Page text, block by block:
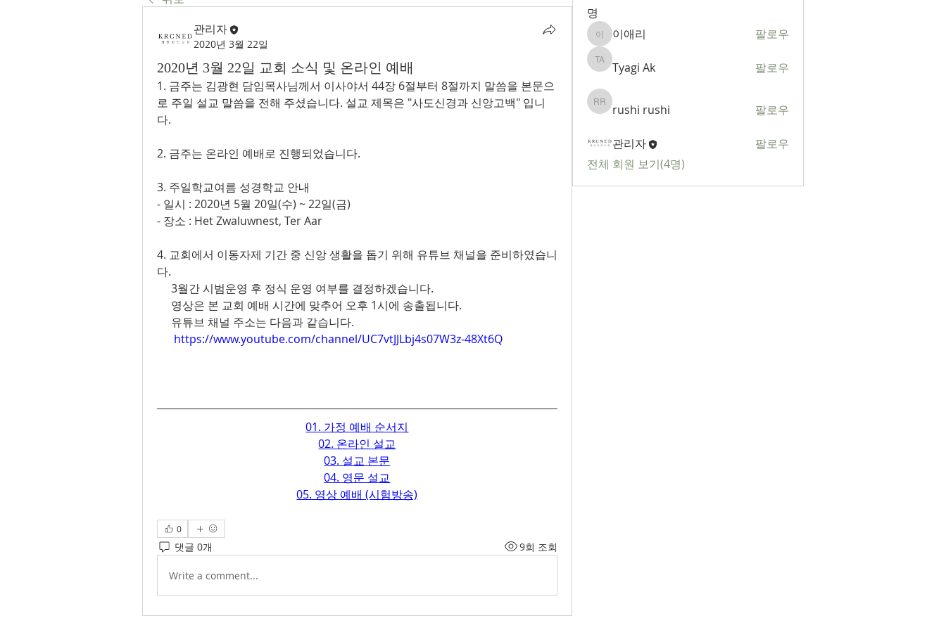
관리자
2020년 3월 22일
2020년 3월 22일 교회 소식 및 온라인 예배
1. 금주는 김광현 담임목사님께서 이사야서 44장 6절부터 8절까지 말씀을 본문으
로 주일 설교 말씀을 전해 주셨습니다. 설교 제목은 "사도신경과 신앙고백" 입니
다.
2. 금주는 온라인 예배로 진행되었습니다.
3. 주일학교여름 성경학교 안내
- 일시 : 2020년 5월 20일(수) ~ 22일(금)
- 장소 : Het Zwaluwnest, Ter Aar
4. 교회에서 이동자제 기간 중 신앙 생활을 돕기 위해 유튜브 채널을 준비하였습니
다.
     3월간 시범운영 후 정식 운영 여부를 결정하겠습니다.
     영상은 본 교회 예배 시간에 맞추어 오후 1시에 송출됩니다.
     유튜브 채널 주소는 다음과 같습니다.
https://www.youtube.com/channel/UC7vtJJLbj4s07W3z-48Xt6Q
01. 가정 예배 순서지
02. 온라인 설교
03. 설교 본문
04. 영문 설교
05. 영상 예배 (시험방송)
0
댓글 0개 9회 조회
Write a comment...
명
이애리이애리 팔로우
Tyagi Ak
Tyagi Ak 팔로우
rushi rushi
rushi rushi 팔로우
관리자
팔로우
전체 회원 보기(4명)